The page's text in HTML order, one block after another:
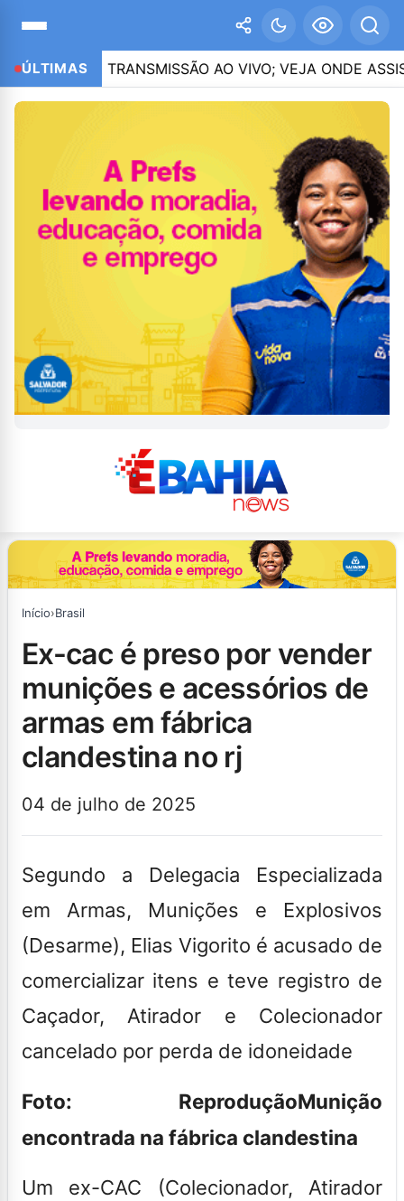
ÚLTIMAS
DE TRANSMISSÃO AO VIVO; VEJA ONDE ASSISTIR
Início›Brasil
ex-cac é preso por vender
munições e acessórios de
armas em fábrica
clandestina no rj
04 de julho de 2025
Segundo a Delegacia Especializada
em Armas, Munições e Explosivos
(Desarme), Elias Vigorito é acusado de
comercializar itens e teve registro de
Caçador, Atirador e Colecionador
cancelado por perda de idoneidade
Foto: ReproduçãoMunição
encontrada na fábrica clandestina
Um ex-CAC (Colecionador, Atirador